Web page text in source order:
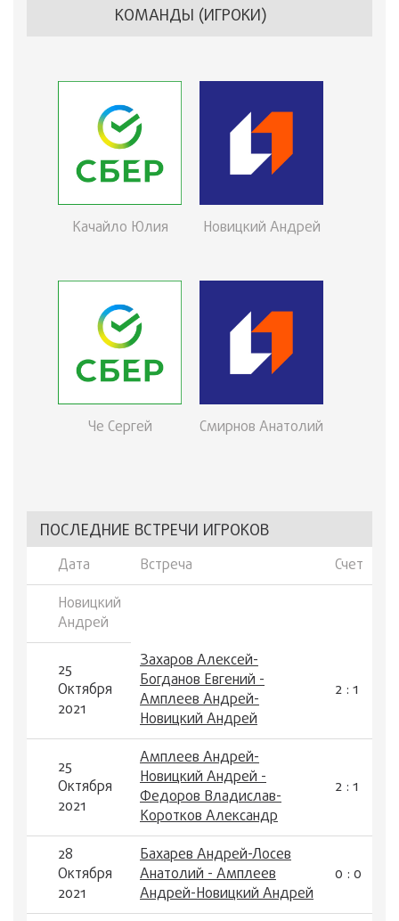
КОМАНДЫ (ИГРОКИ)
Качайло Юлия
Че Сергей
Новицкий Андрей
Смирнов Анатолий
ПОСЛЕДНИЕ ВСТРЕЧИ ИГРОКОВ
Дата Встреча
Счет
Новицкий
Андрей
25
Октября
2021
Захаров Алексей-
Богданов Евгений -
Амплеев Андрей-
Новицкий Андрей
2 : 1
25
Октября
2021
Амплеев Андрей-
Новицкий Андрей -
Федоров Владислав-
Коротков Александр
2 : 1
28
Октября
2021
Бахарев Андрей-Лосев
Анатолий - Амплеев
Андрей-Новицкий Андрей
0 : 0